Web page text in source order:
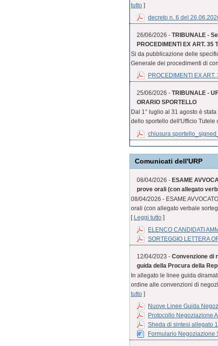
tutto]
decreto n. 6 del
26/06/2026 - TRIBUNALE -
PROCEDIMENTI EX ART.
Si da pubblicazione delle
Generale dei procedimenti di
PROCEDIMENTI EX
25/06/2026 - TRIBUNALE -
ORARIO SPORTELLO
Dal 1° luglio al 31 agosto è
dello sportello dell'Ufficio Tutele
chiusura
Comunicati dell'URP
08/04/2026 - ESAME
prove orali (con allegato
08/04/2026 - ESAME
orali (con allegato verbale
[
Leggi tutto]
ELENCO CANDIDATI
SORTEGGIO LETTERA
12/04/2023 - Convenzione di
guida della Procura della
In allegato le linee guida
ordine alle convenzioni di
tutto]
Nuove Linee Guida
Protocollo Negoziazione
Sheda di sintesi allegato
Formulario Negoziazione